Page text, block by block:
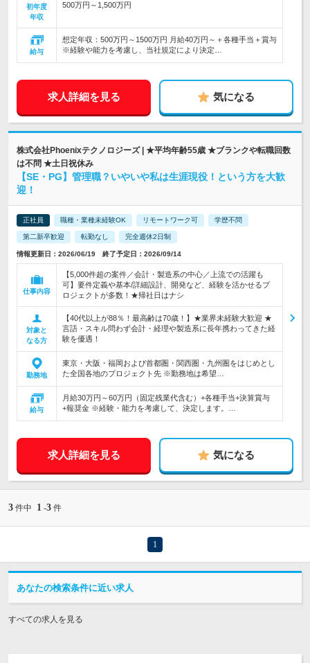
初年度
年収
500万円～1,500万円
給与
想定年収：500万円～1500万円 月給40万円～＋各種手当＋賞与
※経験や能力を考慮し、当社規定により決定…
求人詳細を見る 気になる
株式会社Phoenixテクノロジーズ | ★平均年齢55歳 ★ブランクや転職回数
は不問 ★土日祝休み
【SE・PG】管理職？いやいや私は生涯現役！という方を大歓
迎！
正社員 職種・業種未経験OK リモートワーク可 学歴不問
第二新卒歓迎 転勤なし 完全週休2日制
情報更新日：2026/06/19 終了予定日：2026/09/14
仕事内容
【5,000件超の案件／会計・製造系の中心／上流での活躍も
可】要件定義や基本/詳細設計、開発など、経験を活かせるプ
ロジェクトが多数！★帰社日はナシ
対象と
なる方
【40代以上が88％！最高齢は70歳！】★業界未経験大歓迎 ★
言語・スキル問わず会計・経理や製造系に長年携わってきた経
験を優遇！
勤務地
東京・大阪・福岡および首都圏・関西圏・九州圏をはじめとし
た全国各地のプロジェクト先 ※勤務地は希望…
給与
月給30万円～60万円（固定残業代含む）+各種手当+決算賞与
+報奨金 ※経験・能力を考慮して、決定します。…
求人詳細を見る 気になる
3 件中 1 -3 件
1
あなたの検索条件に近い求人
すべての求人を見る